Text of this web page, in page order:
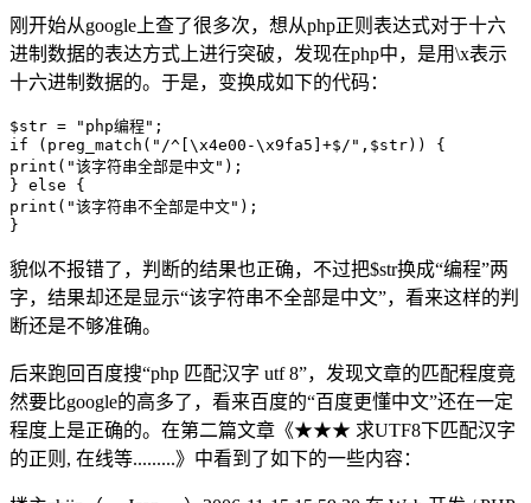
刚开始从google上查了很多次，想从php正则表达式对于十六
进制数据的表达方式上进行突破，发现在php中，是用\x表示
十六进制数据的。于是，变换成如下的代码：
$str = "php编程";
if (preg_match("/^[\x4e00-\x9fa5]+$/",$str)) {
print("该字符串全部是中文");
} else {
print("该字符串不全部是中文");
貌似不报错了，判断的结果也正确，不过把$str换成“编程”两
字，结果却还是显示“该字符串不全部是中文”，看来这样的判
断还是不够准确。
后来跑回百度搜“php 匹配汉字 utf 8”，发现文章的匹配程度竟
然要比google的高多了，看来百度的“百度更懂中文”还在一定
程度上是正确的。在第二篇文章《★★★ 求UTF8下匹配汉字
的正则, 在线等.........》中看到了如下的一些内容：